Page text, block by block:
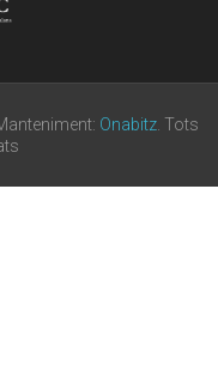
Onabitz. Tots